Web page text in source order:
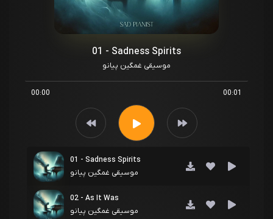
01 - Sadness Spirits
موسیقی غمگین پیانو
00:00 00:01
01 - Sadness Spirits
موسیقی غمگین پیانو
02 - As It Was
موسیقی غمگین پیانو